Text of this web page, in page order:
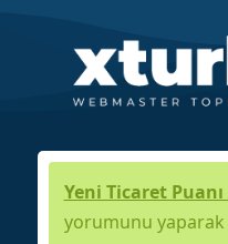
Yeni Ticaret
yorumunu yaparak